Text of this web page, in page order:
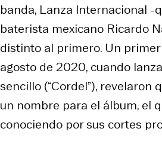
banda, Lanza Internacional -
baterista mexicano Ricardo
distinto al primero. Un
agosto de 2020, cuando
sencillo (“Cordel”), revelaron
un nombre para el álbum, el
conociendo por sus cortes